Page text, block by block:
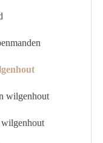
wilgenhout